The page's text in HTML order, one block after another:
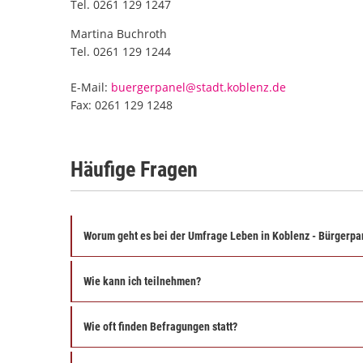
Tel. 0261 129 1247
Martina Buchroth
Tel. 0261 129 1244
E-Mail: buergerpanel@stadt.koblenz.de
Fax: 0261 129 1248
Häufige Fragen
Worum geht es bei der Umfrage Leben in Koblenz -
Wie kann ich teilnehmen?
Wie oft finden Befragungen statt?